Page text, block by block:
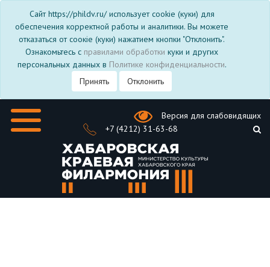
Сайт https://phildv.ru/ использует cookie (куки) для
обеспечения корректной работы и аналитики. Вы можете
отказаться от соокіе (куки) нажатием кнопки "Отклонить".
Ознакомьтесь с правилами обработки куки и других
персональных данных в Политике конфиденциальности.
Принять
Отклонить
Версия для слабовидящих
+7 (4212) 31-63-68